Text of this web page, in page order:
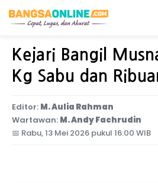
Home Jawa Timur
Kejari Bangil
Kg Sabu dan
Editor: M. Aulia Rahman
Wartawan: M. Andy Fachrudin
📅 Rabu, 13 Mei 2026 pukul 16:00 WIB